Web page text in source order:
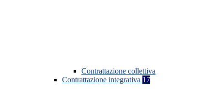
Contrattazione collettiva
Contrattazione integrativa 17